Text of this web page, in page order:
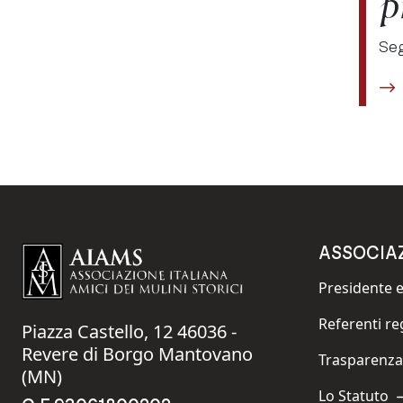
Piazza Castello, 12 46036 -
Revere di Borgo Mantovano
(MN)
Navigate to:
Presidente
Navigate to:
Referenti
Navigate to:
Trasparenza
Lo Statuto